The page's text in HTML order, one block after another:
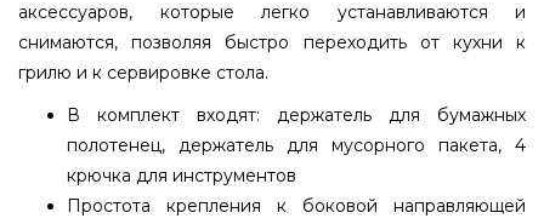
аксессуаров, которые легко устанавливаются и
снимаются, позволяя быстро переходить от кухни к
грилю и к сервировке стола.
В комплект входят: держатель для бумажных
полотенец, держатель для мусорного пакета, 4
крючка для инструментов
Простота крепления к боковой направляющей